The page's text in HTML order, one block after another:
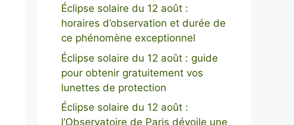
Éclipse solaire du 12 août :
horaires d’observation et durée de
ce phénomène exceptionnel
Éclipse solaire du 12 août : guide
pour obtenir gratuitement vos
lunettes de protection
Éclipse solaire du 12 août :
l’Observatoire de Paris dévoile une